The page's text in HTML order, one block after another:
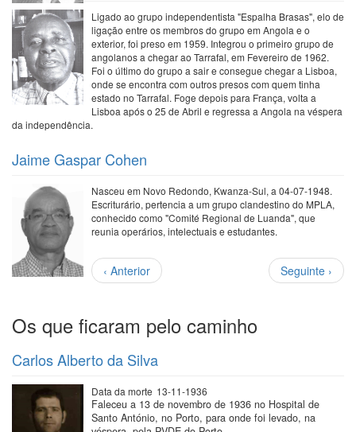
Ligado ao grupo independentista "Espalha Brasas", elo de
ligação entre os membros do grupo em Angola e o
exterior, foi preso em 1959. Integrou o primeiro grupo de
angolanos a chegar ao Tarrafal, em Fevereiro de 1962.
Foi o último do grupo a sair e consegue chegar a Lisboa,
onde se encontra com outros presos com quem tinha
estado no Tarrafal. Foge depois para França, volta a
Lisboa após o 25 de Abril e regressa a Angola na véspera
da independência.
Jaime Gaspar Cohen
Nasceu em Novo Redondo, Kwanza-Sul, a 04-07-1948.
Escriturário, pertencia a um grupo clandestino do MPLA,
conhecido como "Comité Regional de Luanda", que
reunia operários, intelectuais e estudantes.
Paginação
Página
anterior
‹ Anterior
Próxima
página
Seguinte ›
Os que ficaram pelo caminho
Carlos Alberto da Silva
Data da morte 13-11-1936
Faleceu a 13 de novembro de 1936 no Hospital de
Santo António, no Porto, para onde foi levado, na